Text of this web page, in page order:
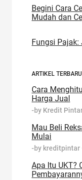
Begini Cara
Mudah dan
Fungsi
ARTIKEL
Cara
Harga Jual
-by Kredit
Mau Beli
Mulai
-by kreditpintar
Apa Itu UKT?